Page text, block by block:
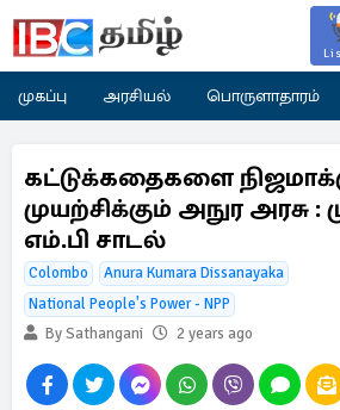
முகப்பு அரசியல் பொருளாதாரம்
கட்டுக்கதைகளை
முயற்சிக்கும் அநுர அரசு
எம்.பி சாடல்
Colombo
Anura Kumara Dissanayaka
National People's Power - NPP
By Sathangani
2 years ago